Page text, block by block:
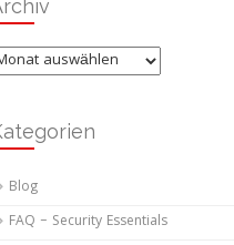
Blog
FAQ – Security Essentials